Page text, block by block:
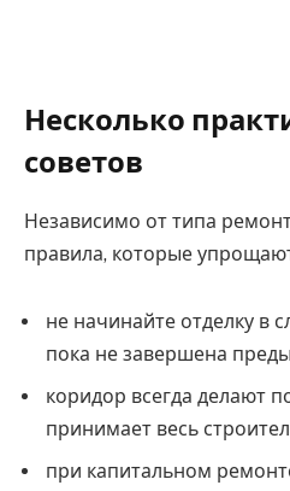
Несколько
советов
Независимо от типа
правила, которые
не начинайте отделку в
пока не завершена
коридор всегда делают
принимает весь
при капитальном